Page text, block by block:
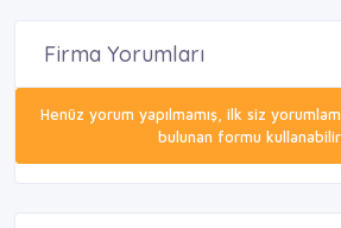
Firma Yorumları
Henüz yorum yapılmamış, ilk siz
bulunan formu